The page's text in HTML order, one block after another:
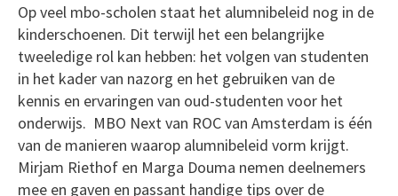
Op veel mbo-scholen staat het alumnibeleid nog in de
kinderschoenen. Dit terwijl het een belangrijke
tweeledige rol kan hebben: het volgen van studenten
in het kader van nazorg en het gebruiken van de
kennis en ervaringen van oud-studenten voor het
onderwijs. MBO Next van ROC van Amsterdam is één
van de manieren waarop alumnibeleid vorm krijgt.
Mirjam Riethof en Marga Douma nemen deelnemers
mee en gaven en passant handige tips over de